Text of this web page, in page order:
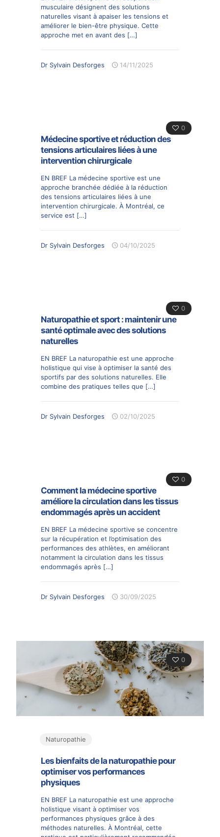
musculaire désignent des solutions
naturelles visant à apaiser les tensions et
améliorer le bien-être physique. Cette
approche met en avant des […]
Dr Sylvain Desforges 14/11/2025
0
Médecine sportive et réduction des
tensions articulaires liées à une
intervention chirurgicale
EN BREF La médecine sportive est une
approche branchée dédiée à la réduction
des tensions articulaires liées à une
intervention chirurgicale. À Montréal, ce
service est […]
Dr Sylvain Desforges 04/10/2025
0
Naturopathie et sport : maintenir une
santé optimale avec des solutions
naturelles
EN BREF La naturopathie est une approche
holistique qui vise à optimiser la santé des
sportifs par des solutions naturelles. Elle
combine des pratiques telles que […]
Dr Sylvain Desforges 02/10/2025
0
Comment la médecine sportive
améliore la circulation dans les tissus
endommagés après un accident
EN BREF La médecine sportive se concentre
sur la récupération et l’optimisation des
performances des athlètes, en améliorant
notamment la circulation dans les tissus
endommagés après […]
Dr Sylvain Desforges 30/09/2025
0
Naturopathie
Les bienfaits de la naturopathie pour
optimiser vos performances
physiques
EN BREF La naturopathie est une approche
holistique visant à optimiser vos
performances physiques grâce à des
méthodes naturelles. À Montréal, cette